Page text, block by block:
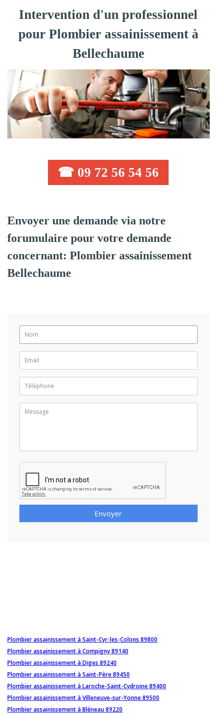
Intervention d'un professionnel
pour Plombier assainissement à
Bellechaume
☎ 09 72 56 54 56
Envoyer une demande via notre
forumulaire pour votre demande
concernant: Plombier assainissement
Bellechaume
Envoyer
Plombier assainissement à Saint-Cyr-les-Colons 89800
Plombier assainissement à Compigny 89140
Plombier assainissement à Diges 89240
Plombier assainissement à Saint-Père 89450
Plombier assainissement à Laroche-Saint-Cydroine 89400
Plombier assainissement à Villeneuve-sur-Yonne 89500
Plombier assainissement à Bléneau 89220